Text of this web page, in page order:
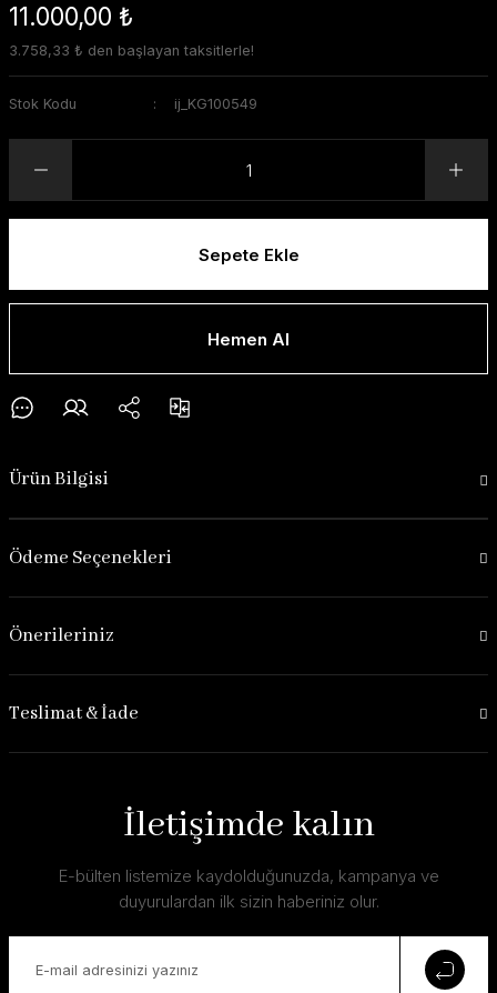
11.000,00 ₺
3.758,33 ₺ den başlayan taksitlerle!
Stok Kodu ij_KG100549
Sepete Ekle
Hemen Al
Ürün Bilgisi
Ödeme Seçenekleri
Önerileriniz
Teslimat & İade
İletişimde kalın
E-bülten listemize kaydolduğunuzda, kampanya ve
duyurulardan ilk sizin haberiniz olur.